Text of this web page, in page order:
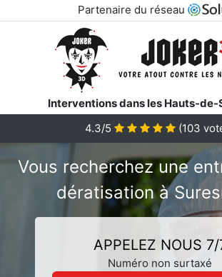
Partenaire du réseau
Interventions dans les Hauts-de-
4.3/5
(103
Vous recherchez une
dératisation à
APPELEZ NOUS 7/
Numéro non surtaxé